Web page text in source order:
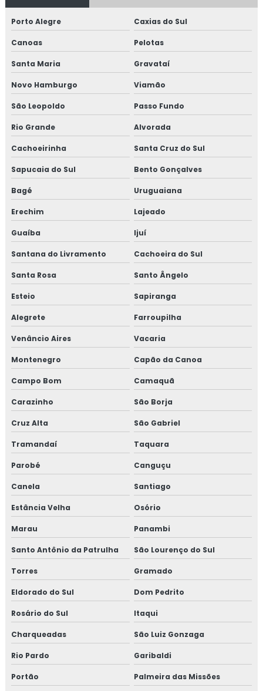
Disco de arado com borda e tampa
Empresas forno industrial
Espeto de churrasco grande
Espeto de churrasco inox
Espeto de costelão
Espeto duplo
Espeto em inox
Espeto inox para churrasco
Espeto simples
Fábrica de churrasqueira
Fábrica de churrasqueira e fogão a lenha
Fábrica de churrasqueira inox
Fábrica de lareiras a lenha
Fabricante de churrasqueiras inox
Fabricante de fogareiro
Fabricante de fogareiro a gás
Fabricante de forno
Fabricante de fornos de lenha
Fabricante de lareira
Fogão campeiro de canto com forno
Fogão campeiro moderno
Fogão campestre chapa de alumínio preto
Fogão campestre chapa de ferro
Fogão com gabinete
Fogão inox a lenha
Fogão a lenha área gourmet
Porto Alegre Caxias do Sul
Canoas Pelotas
Santa Maria Gravataí
Novo Hamburgo Viamão
São Leopoldo Passo Fundo
Rio Grande Alvorada
Cachoeirinha Santa Cruz do Sul
Sapucaia do Sul Bento Gonçalves
Bagé Uruguaiana
Erechim Lajeado
Guaíba Ijuí
Santana do Livramento Cachoeira do Sul
Santa Rosa Santo Ângelo
Esteio Sapiranga
Alegrete Farroupilha
Venâncio Aires Vacaria
Montenegro Capão da Canoa
Campo Bom Camaquã
Carazinho São Borja
Cruz Alta São Gabriel
Tramandaí Taquara
Parobé Canguçu
Canela Santiago
Estância Velha Osório
Marau Panambi
Santo Antônio da Patrulha São Lourenço do Sul
Torres Gramado
Eldorado do Sul Dom Pedrito
Rosário do Sul Itaqui
Charqueadas São Luiz Gonzaga
Rio Pardo Garibaldi
Portão Palmeira das Missões